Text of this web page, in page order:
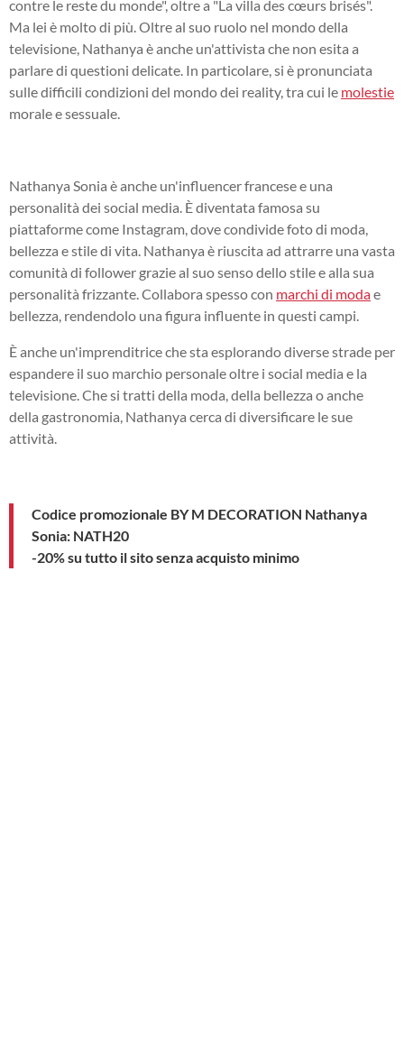
contre le reste du monde", oltre a "La villa des cœurs brisés".
Ma lei è molto di più. Oltre al suo ruolo nel mondo della
televisione, Nathanya è anche un'attivista che non esita a
parlare di questioni delicate. In particolare, si è pronunciata
sulle difficili condizioni del mondo dei reality, tra cui le molestie
morale e sessuale.
Nathanya Sonia è anche un'influencer francese e una
personalità dei social media. È diventata famosa su
piattaforme come Instagram, dove condivide foto di moda,
bellezza e stile di vita. Nathanya è riuscita ad attrarre una vasta
comunità di follower grazie al suo senso dello stile e alla sua
personalità frizzante. Collabora spesso con marchi di modae
bellezza, rendendolo una figura influente in questi campi.
È anche un'imprenditrice che sta esplorando diverse strade per
espandere il suo marchio personale oltre i social media e la
televisione. Che si tratti della moda, della bellezza o anche
della gastronomia, Nathanya cerca di diversificare le sue
attività.
Codice promozionale BY M DECORATION Nathanya
Sonia: NATH20
-20% su tutto il sito senza acquisto minimo